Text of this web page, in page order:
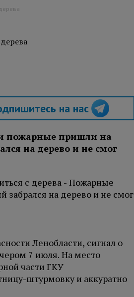
на нас
пожарные пришли на
на дерево и не смог
Ленобласти, сигнал о
7 июля. На место
части ГКУ
штурмовку и аккуратно